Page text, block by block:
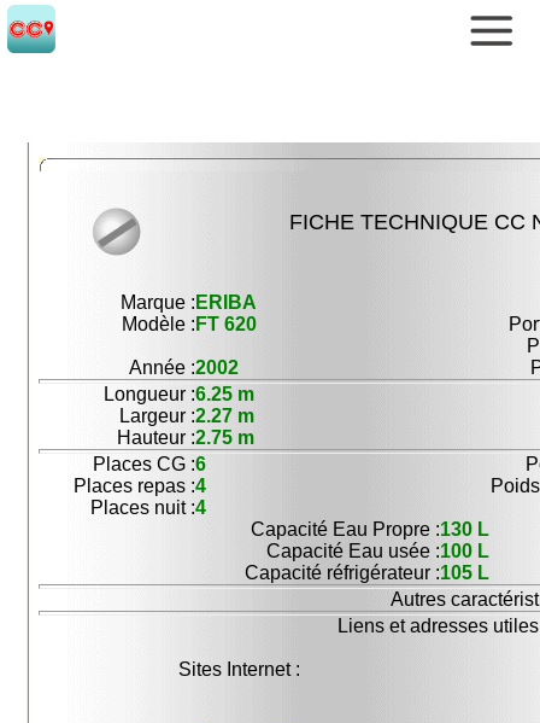
FICHE TECHNIQUE CC
Marque : ERIBA
Modèle : FT 620
Année :2002
Longueur :6.25 m
Largeur :2.27 m
Hauteur :2.75 m
Places CG :6
Places repas :4
Places nuit :4
Capacité Eau Propre :130 L
Capacité Eau usée :100 L
Capacité réfrigérateur :105 L
Autres
Liens et adresses
Sites Internet :